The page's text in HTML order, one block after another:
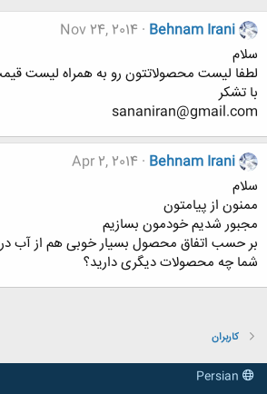
Behnam Irani
Nov 24, 2014
سلام
لطفا لیست محصولاتتون رو به همراه لیست
با تشکر
sananiran@gmail.com
Behnam Irani
Apr 2, 2014
سلام
ممنون از پیامتون
مجبور شدیم خودمون بسازیم
بر حسب اتفاق محصول بسیار خوبی هم از آب
شما چه محصولات دیگری دارید؟
کاربران